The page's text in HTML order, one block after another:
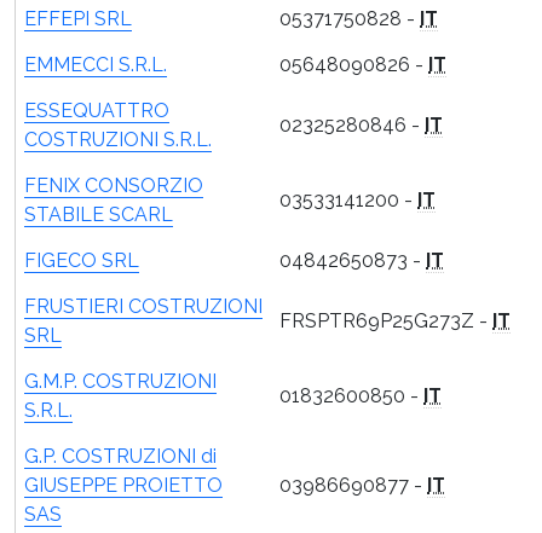
EFFEPI SRL
05371750828 - IT
EMMECCI S.R.L.
05648090826 - IT
ESSEQUATTRO
COSTRUZIONI S.R.L.
02325280846 - IT
FENIX CONSORZIO
STABILE SCARL
03533141200 - IT
FIGECO SRL 04842650873 - IT
FRUSTIERI COSTRUZIONI
SRL
FRSPTR69P25G273Z - IT
G.M.P. COSTRUZIONI
S.R.L.
01832600850 - IT
G.P. COSTRUZIONI di
GIUSEPPE PROIETTO
SAS
03986690877 - IT